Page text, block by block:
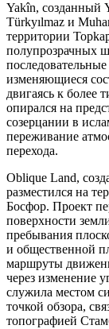
Yakîn, созданный
Türkyılmaz и
территории
полупрозрачных
изменяющиеся
двигаясь к более
опирался на
созерцании в
переживание
перехода.
Oblique Land,
разместился на
Босфор. Проект
поверхности
пребывания
и общественной
маршруты
через изменение
служила местом
точкой обзора,
топографией